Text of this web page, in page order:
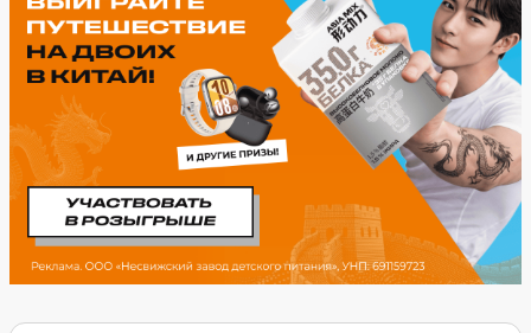
20 минут, снимите пленку и немного обжарьте.